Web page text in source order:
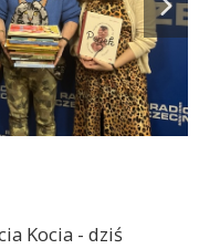
Kocia - dziś